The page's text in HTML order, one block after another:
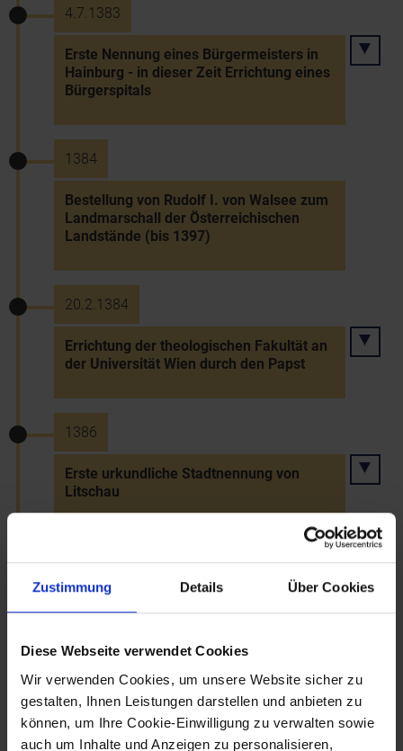
Zustimmung Details Über Cookies
Diese Webseite verwendet Cookies
Wir verwenden Cookies, um unsere Website sicher zu
gestalten, Ihnen Leistungen darstellen und anbieten zu
können, um Ihre Cookie-Einwilligung zu verwalten sowie
auch um Inhalte und Anzeigen zu personalisieren,
4.7.1383
Erste Nennung eines Bürgermeisters in
Hainburg - in dieser Zeit Errichtung eines
Bürgerspitals
1384
Bestellung von Rudolf I. von Walsee zum
Landmarschall der Österreichischen
Landstände (bis 1397)
20.2.1384
Errichtung der theologischen Fakultät an
der Universität Wien durch den Papst
1386
Erste urkundliche Stadtnennung von
Litschau
9.7.1386
Tod Herzog Leopolds III. in der Schlacht
bei Sempach
1387
Verpfändung St. Pöltens an Friedrich V.
von Wallsee